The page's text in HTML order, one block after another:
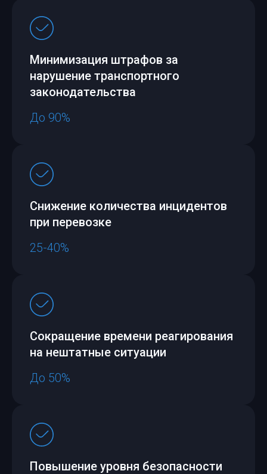
Минимизация штрафов за
нарушение транспортного
законодательства
До 90%
Снижение количества инцидентов
при перевозке
25-40%
Сокращение времени реагирования
на нештатные ситуации
До 50%
Повышение уровня безопасности